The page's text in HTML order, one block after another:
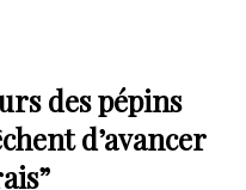
des pépins
d’avancer